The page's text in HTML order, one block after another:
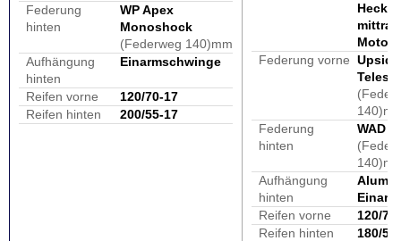
Federung
hinten
WP Apex
Monoshock
(Federweg 140)mm
Aufhängung
hinten
Einarmschwinge
Reifen vorne
120/70-17
Reifen hinten
200/55-17
Motor
Federung vorne
Federung
hinten
WAD
Aufhängung
hinten
Reifen vorne
120/70
Reifen hinten
180/55